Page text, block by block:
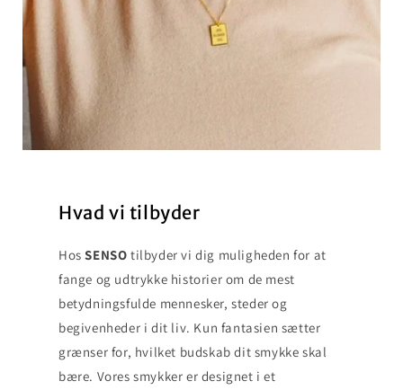
Hvad vi tilbyder
HosSENSO tilbyder vi dig muligheden for at
fange og udtrykke historier om de mest
betydningsfulde mennesker, steder og
begivenheder i dit liv. Kun fantasien sætter
grænser for, hvilket budskab dit smykke skal
bære. Vores smykker er designet i et